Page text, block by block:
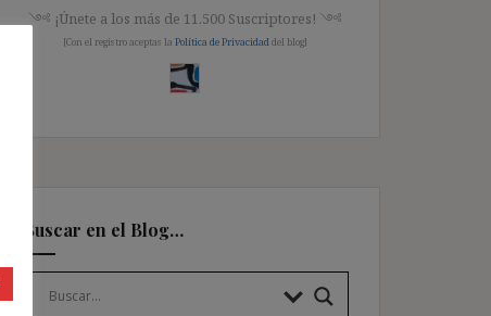
༺ ¡Únete a los más de 11.500 Suscriptores! ༺
[Con el registro aceptas la Política de Privacidad del blog]
Buscar en el Blog…